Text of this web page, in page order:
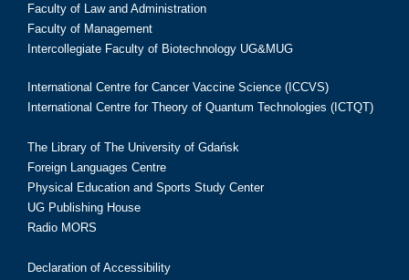
Faculty of Law and Administration
Faculty of Management
Intercollegiate Faculty of Biotechnology UG&MUG
International Centre for Cancer Vaccine Science (ICCVS)
International Centre for Theory of Quantum Technologies (ICTQT)
The Library of The University of Gdańsk
Foreign Languages Centre
Physical Education and Sports Study Center
UG Publishing House
Radio MORS
Declaration of Accessibility